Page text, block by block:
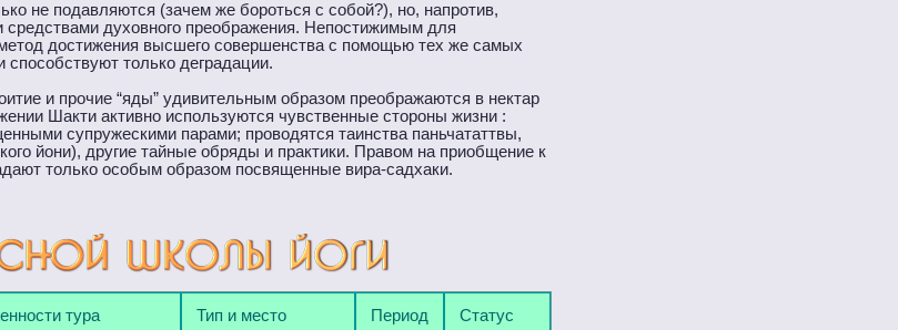
не подавляются (зачем же бороться с собой?), но, напротив,
духовного преображения. Непостижимым для
достижения высшего совершенства с помощью тех же самых
только деградации.
и прочие “яды” удивительным образом преображаются в нектар
Шакти активно используются чувственные стороны жизни :
супружескими парами; проводятся таинства паньчататтвы,
йони), другие тайные обряды и практики. Правом на приобщение к
только особым образом посвященные вира-садхаки.
тура Тип и место Период Статус